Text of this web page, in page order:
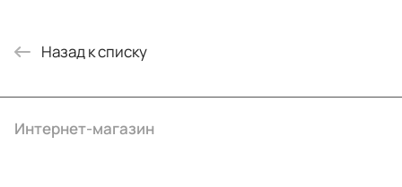
Назад к списку
Интернет-магазин